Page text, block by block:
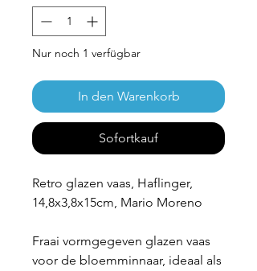
Nur noch 1 verfügbar
In den Warenkorb
Sofortkauf
Retro glazen vaas, Haflinger,
14,8x3,8x15cm, Mario Moreno
Fraai vormgegeven glazen vaas
voor de bloemminnaar, ideaal als